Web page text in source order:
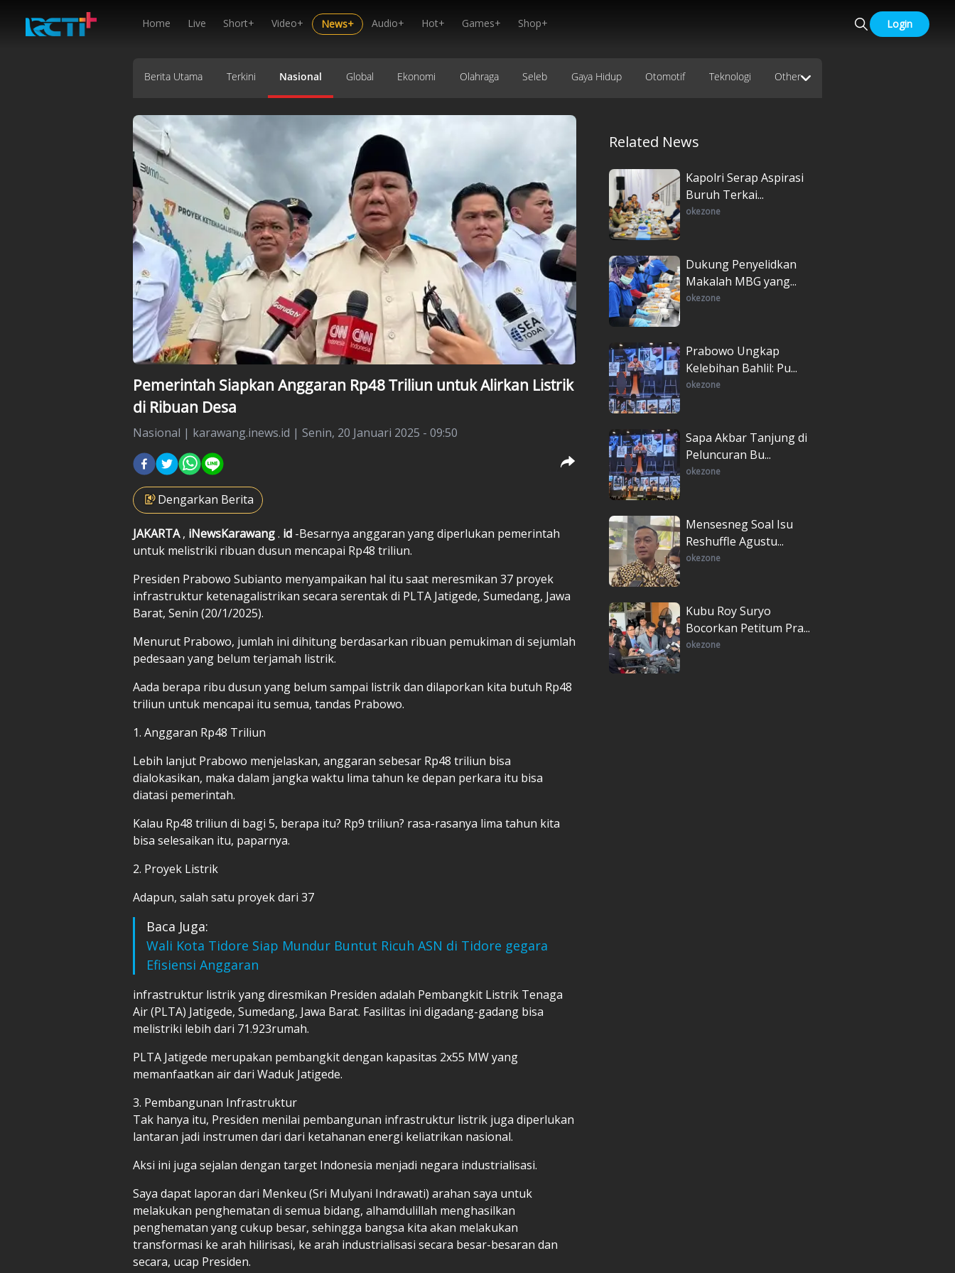
Home Live Short+ Video+ News+ Audio+ Hot+ Games+ Shop+ Login
Berita Utama Terkini Nasional Global Ekonomi Olahraga Seleb Gaya Hidup Otomotif Teknologi Other
Pemerintah Siapkan Anggaran Rp48 Triliun untuk Alirkan Listrik
di Ribuan Desa
Nasional | karawang.inews.id | Senin, 20 Januari 2025 - 09:50
Dengarkan Berita
JAKARTA, iNewsKarawang. id -Besarnya anggaran yang diperlukan pemerintah
untuk melistriki ribuan dusun mencapai Rp48 triliun.
Presiden Prabowo Subianto menyampaikan hal itu saat meresmikan 37 proyek
infrastruktur ketenagalistrikan secara serentak di PLTA Jatigede, Sumedang, Jawa
Barat, Senin (20/1/2025).
Menurut Prabowo, jumlah ini dihitung berdasarkan ribuan pemukiman di sejumlah
pedesaan yang belum terjamah listrik.
Aada berapa ribu dusun yang belum sampai listrik dan dilaporkan kita butuh Rp48
triliun untuk mencapai itu semua, tandas Prabowo.
1. Anggaran Rp48 Triliun
Lebih lanjut Prabowo menjelaskan, anggaran sebesar Rp48 triliun bisa
dialokasikan, maka dalam jangka waktu lima tahun ke depan perkara itu bisa
diatasi pemerintah.
Kalau Rp48 triliun di bagi 5, berapa itu? Rp9 triliun? rasa-rasanya lima tahun kita
bisa selesaikan itu, paparnya.
2. Proyek Listrik
Adapun, salah satu proyek dari 37
Baca Juga:
Wali Kota Tidore Siap Mundur Buntut Ricuh ASN di Tidore gegara
Efisiensi Anggaran
infrastruktur listrik yang diresmikan Presiden adalah Pembangkit Listrik Tenaga
Air (PLTA) Jatigede, Sumedang, Jawa Barat. Fasilitas ini digadang-gadang bisa
melistriki lebih dari 71.923rumah.
PLTA Jatigede merupakan pembangkit dengan kapasitas 2x55 MW yang
memanfaatkan air dari Waduk Jatigede.
3. Pembangunan Infrastruktur
Tak hanya itu, Presiden menilai pembangunan infrastruktur listrik juga diperlukan
lantaran jadi instrumen dari dari ketahanan energi keliatrikan nasional.
Aksi ini juga sejalan dengan target Indonesia menjadi negara industrialisasi.
Saya dapat laporan dari Menkeu (Sri Mulyani Indrawati) arahan saya untuk
melakukan penghematan di semua bidang, alhamdulillah menghasilkan
penghematan yang cukup besar, sehingga bangsa kita akan melakukan
transformasi ke arah hilirisasi, ke arah industrialisasi secara besar-besaran dan
secara, ucap Presiden.
Related News
Kapolri Serap Aspirasi
Buruh Terkai...
okezone
Dukung Penyelidkan
Makalah MBG yang...
okezone
Prabowo Ungkap
Kelebihan Bahlil: Pu...
okezone
Sapa Akbar Tanjung di
Peluncuran Bu...
okezone
Mensesneg Soal Isu
Reshuffle Agustu...
okezone
Kubu Roy Suryo
Bocorkan Petitum Pra...
okezone